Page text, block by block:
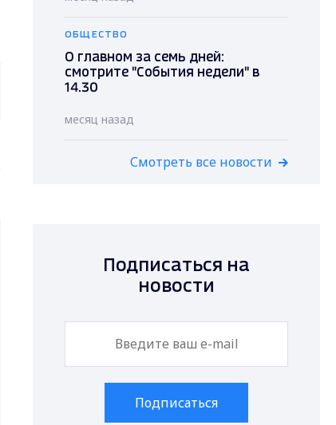
ОБЩЕСТВО
О главном за семь дней:
смотрите "События недели" в
14.30
месяц назад
Смотреть все новости
Подписаться на
новости
Подписаться